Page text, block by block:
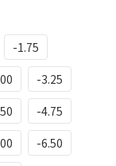
-1.75
-3.25
-4.75
-6.50